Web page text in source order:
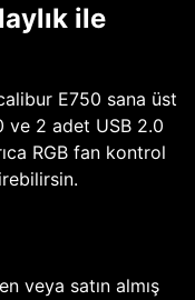
ile
E750 sana üst
ve 2 adet USB 2.0
RGB fan kontrol
veya satın almış